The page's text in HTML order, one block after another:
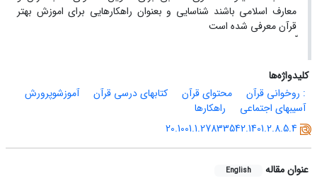
معارف اسلامی باشند شناسایی و بعنوان راهکارهایی برای اموزش بهتر
قرآن معرفی شده است
کلیدواژه‌ها
: روخوانی قرآن
محتوای قرآن کتابهای درسی قرآن
آموزشوپرورش
آسیبهای اجتماعی
راهکارها
20.1001.1.27833542.1401.2.8.5.4
عنوان مقاله English